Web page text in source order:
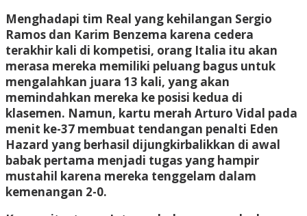
Menghadapi tim Real yang kehilangan Sergio
Ramos dan Karim Benzema karena cedera
terakhir kali di kompetisi, orang Italia itu akan
merasa mereka memiliki peluang bagus untuk
mengalahkan juara 13 kali, yang akan
memindahkan mereka ke posisi kedua di
klasemen. Namun, kartu merah Arturo Vidal pada
menit ke-37 membuat tendangan penalti Eden
Hazard yang berhasil dijungkirbalikkan di awal
babak pertama menjadi tugas yang hampir
mustahil karena mereka tenggelam dalam
kemenangan 2-0.